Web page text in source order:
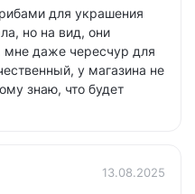
для украшения
но на вид, они
мне даже чересчур для
у магазина не
знаю, что будет
13.08.2025